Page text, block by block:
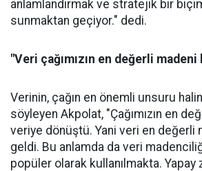
anlamlandırmak ve stratejik bir
sunmaktan geçiyor." dedi.
"Veri çağımızın en değerli
Verinin, çağın en önemli unsuru
söyleyen Akpolat, "Çağımızın en
veriye dönüştü. Yani veri en değerli
geldi. Bu anlamda da veri
popüler olarak kullanılmakta. Yapay